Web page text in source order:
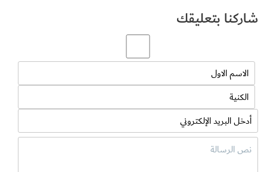
وحملة التخفيضات الكبرى وعروض نهاية الأسبوع والتي تتضمن عروضاً
حصرية على تشكيلة واسعة من المنتجات، بما في ذلك الأطعمة
والمشروبات، والإلكترونيات والأدوات المنزلية لتلبية كافة طلبات
شاركنا بتعليقك